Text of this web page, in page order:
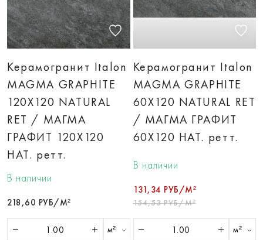
Керамогранит Italon
MAGMA GRAPHITE
120X120 NATURAL
RET / МАГМА
ГРАФИТ 120X120
НАТ. ретт.
В наличии
218,60 РУБ/М²
м²
Керамогранит Italon
MAGMA GRAPHITE
60X120 NATURAL RET
/ МАГМА ГРАФИТ
60X120 НАТ. ретт.
В наличии
131,34 РУБ/М²
154,53 РУБ/М²
м²